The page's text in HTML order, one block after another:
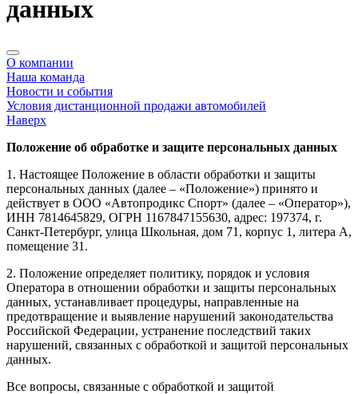
данных
О компании
Наша команда
Новости и события
Условия дистанционной продажи автомобилей
Наверх
Положение об обработке и защите персональных данных
1. Настоящее Положение в области обработки и защиты
персональных данных (далее – «Положение») принято и
действует в ООО «Автопродикс Спорт» (далее – «Оператор»),
ИНН 7814645829, ОГРН 1167847155630, адрес: 197374, г.
Санкт-Петербург, улица Школьная, дом 71, корпус 1, литера А,
помещение 31.
2. Положение определяет политику, порядок и условия
Оператора в отношении обработки и защиты персональных
данных, устанавливает процедуры, направленные на
предотвращение и выявление нарушений законодательства
Российской Федерации, устранение последствий таких
нарушений, связанных с обработкой и защитой персональных
данных.
Все вопросы, связанные с обработкой и защитой